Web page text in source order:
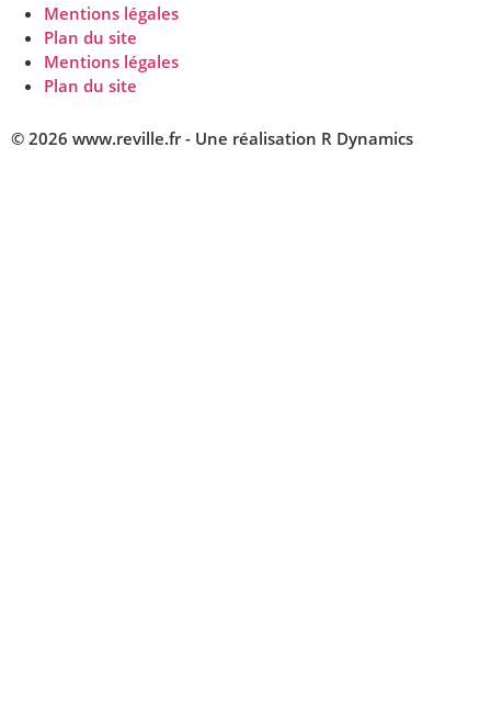
Mentions légales
Plan du site
Mentions légales
Plan du site
© 2026 www.reville.fr - Une réalisation R Dynamics